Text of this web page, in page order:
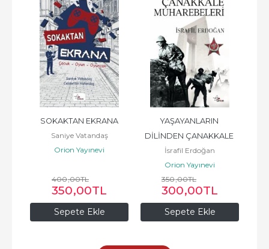
Sepete Ekle
SOKAKTAN EKRANA
Saniye Vatandaş
Orion Yayınevi
400,00TL
350,00TL
Sepete Ekle
YAŞAYANLARIN
DİLİNDEN ÇANAKKALE
MUHAREBELERİ
İsrafil Erdoğan
Orion Yayınevi
350,00TL
300,00TL